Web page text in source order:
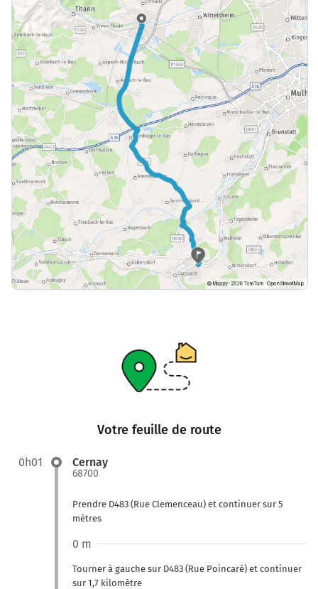
Votre feuille de route
0h01 Cernay
68700
Prendre D483 (Rue Clemenceau) et continuer sur 5
mètres
Tourner à gauche sur D483 (Rue Poincaré) et continuer
sur 1,7 kilomètre
0 m